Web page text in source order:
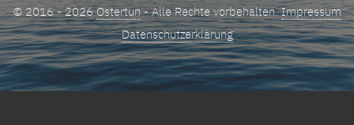
© 2016 - 2026Ostertun- Alle Rechte vorbehalten.Impressum
Datenschutzerklärung